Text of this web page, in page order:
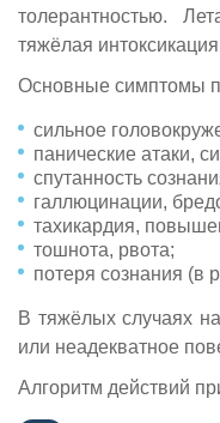
толерантностью.
тяжёлая
Основные симптомы
сильное
панические атаки,
спутанность
галлюцинации,
тахикардия,
тошнота, рвота;
потеря сознания (в
В тяжёлых случаях
или неадекватное
Алгоритм действий